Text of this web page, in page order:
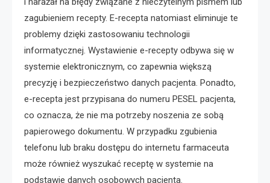
zagubieniem recepty. E-recepta natomiast eliminuje te
problemy dzięki zastosowaniu technologii
informatycznej. Wystawienie e-recepty odbywa się w
systemie elektronicznym, co zapewnia większą
precyzję i bezpieczeństwo danych pacjenta. Ponadto,
e-recepta jest przypisana do numeru PESEL pacjenta,
co oznacza, że nie ma potrzeby noszenia ze sobą
papierowego dokumentu. W przypadku zgubienia
telefonu lub braku dostępu do internetu farmaceuta
może również wyszukać receptę w systemie na
podstawie danych osobowych pacjenta.